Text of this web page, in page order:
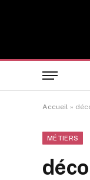
Accueil »
MÉTIERS